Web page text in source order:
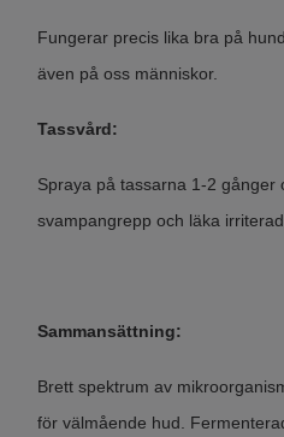
Fungerar precis lika bra på
även på oss människor.
Tassvård:
Spraya på tassarna 1-2 gånger
svampangrepp och läka irriterad
Sammansättning:
Brett spektrum av
för välmående hud.